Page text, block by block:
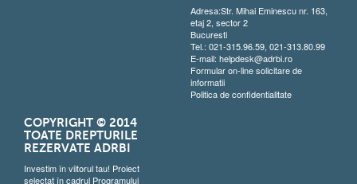
Adresa:Str. Mihai Eminescu nr. 163,
etaj 2, sector 2
Bucuresti
Tel.: 021-315.96.59, 021-313.80.99
E-mail: helpdesk@adrbi.ro
Formular on-line solicitare de
informatii
Politica de confidentialitate
COPYRIGHT © 2014
TOATE DREPTURILE
REZERVATE ADRBI
Investim în viitorul tau! Proiect
selectat în cadrul Programului